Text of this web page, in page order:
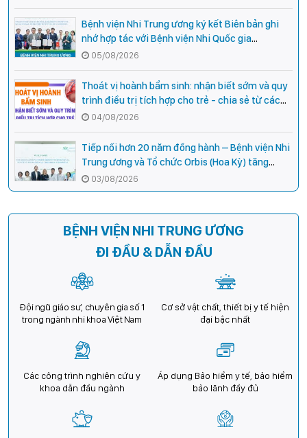
Bệnh viện Nhi Trung ương ký kết Biên bản ghi
nhớ hợp tác với Bệnh viện Nhi Quốc gia
Campuchia
05/08/2026
Thoát vị hoành bẩm sinh: nhận biết sớm và quy
trình điều trị tích hợp cho trẻ - chia sẻ từ các
chuyên gia hàng đầu của Bệnh Viện Nhi Trung
ương
04/08/2026
Tiếp nối hơn 20 năm đồng hành – Bệnh viện Nhi
Trung ương và Tổ chức Orbis (Hoa Kỳ) tăng
cường hợp tác, mở rộng cơ hội bảo vệ thị lực
cho trẻ em Việt Nam
03/08/2026
BỆNH VIỆN NHI TRUNG ƯƠNG
ĐI ĐẦU & DẪN ĐẦU
Đội ngũ giáo sư, chuyên gia số 1
trong ngành nhi khoa Việt Nam
Cơ sở vật chất, thiết bị y tế hiện
đại bậc nhất
Các công trình nghiên cứu y
khoa dẫn đầu ngành
Áp dụng Bảo hiểm y tế, bảo hiểm
bảo lãnh đầy đủ